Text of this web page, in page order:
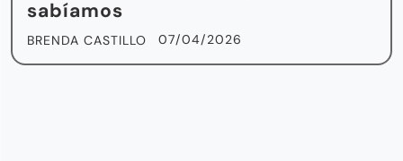
sabíamos
BRENDA CASTILLO 07/04/2026